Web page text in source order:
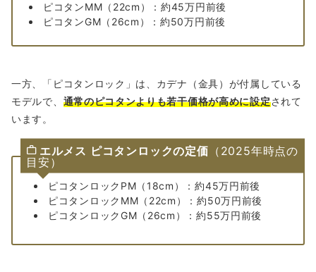
ピコタンMM（22cm）：約45万円前後
ピコタンGM（26cm）：約50万円前後
一方、「ピコタンロック」は、カデナ（金具）が付属している
モデルで、 通常のピコタンよりも若干価格が高めに設定されて
います。
エルメス ピコタンロックの定価 （2025年時点の
目安）
ピコタンロックPM（18cm）：約45万円前後
ピコタンロックMM（22cm）：約50万円前後
ピコタンロックGM（26cm）：約55万円前後